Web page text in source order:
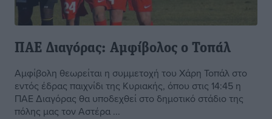
ΠΑΕ Διαγόρας: Αμφίβολος ο Τοπάλ
Αμφίβολη θεωρείται η συμμετοχή του Χάρη Τοπάλ στο
εντός έδρας παιχνίδι της Κυριακής, όπου στις 14:45 η
ΠΑΕ Διαγόρας θα υποδεχθεί στο δημοτικό στάδιο της
πόλης μας τον Αστέρα ...